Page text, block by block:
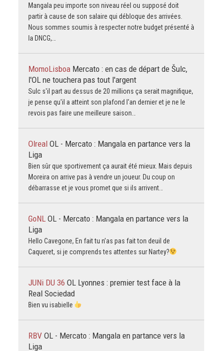
Mangala peu importe son niveau réel ou supposé doit
partir à cause de son salaire qui débloque des arrivées.
Nous sommes soumis à respecter notre budget présenté à
la DNCG,…
MomoLisboa Mercato : en cas de départ de Šulc,
l'OL ne touchera pas tout l'argent
Sulc s'il part au dessus de 20 millions ça serait magnifique,
je pense qu'il a atteint son plafond l'an dernier et je ne le
revois pas faire une meilleure saison…
Olreal OL - Mercato : Mangala en partance vers la
Liga
Bien sûr que sportivement ça aurait été mieux. Mais depuis
Moreira on arrive pas à vendre un joueur. Du coup on
débarrasse et je vous promet que si ils arrivent…
GoNL OL - Mercato : Mangala en partance vers la
Liga
Hello Cavegone, En fait tu n’as pas fait ton deuil de
Caqueret, si je comprends tes attentes sur Nartey?
JUNi DU 36 OL Lyonnes : premier test face à la
Real Sociedad
Bien vu isabielle
RBV OL - Mercato : Mangala en partance vers la
Liga